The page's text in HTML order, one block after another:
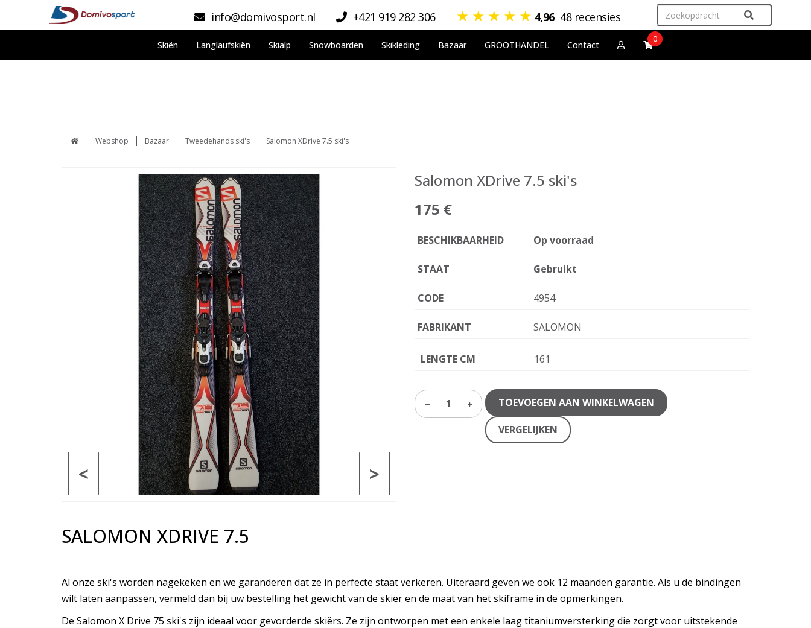
info@domivosport.nl +421 919 282 306 ★ ★ ★ ★ ★ 4,96 48 recensies
Skiën Langlaufskiën Skialp Snowboarden Skikleding Bazaar GROOTHANDEL Contact
0
Webshop Bazaar Tweedehands ski's Salomon XDrive 7.5 ski's
>
<
Salomon XDrive 7.5 ski's
175 €
BESCHIKBAARHEID Op voorraad
STAAT Gebruikt
CODE 4954
FABRIKANT SALOMON
LENGTE CM 161
1 TOEVOEGEN AAN WINKELWAGEN
VERGELIJKEN
SALOMON XDRIVE 7.5
Al onze ski's worden nagekeken en we garanderen dat ze in perfecte staat verkeren. Uiteraard geven we ook 12 maanden garantie. Als u de bindingen
wilt laten aanpassen, vermeld dan bij uw bestelling het gewicht van de skiër en de maat van het skiframe in de opmerkingen.
De Salomon X Drive 75 ski's zijn ideaal voor gevorderde skiërs. Ze zijn ontworpen met een enkele laag titaniumversterking die zorgt voor uitstekende